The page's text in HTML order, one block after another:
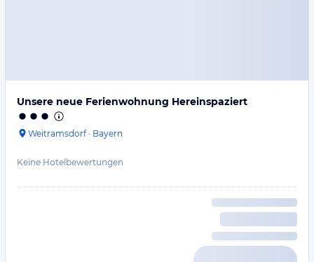
Unsere neue Ferienwohnung Hereinspaziert
Weitramsdorf· Bayern
Keine Hotelbewertungen